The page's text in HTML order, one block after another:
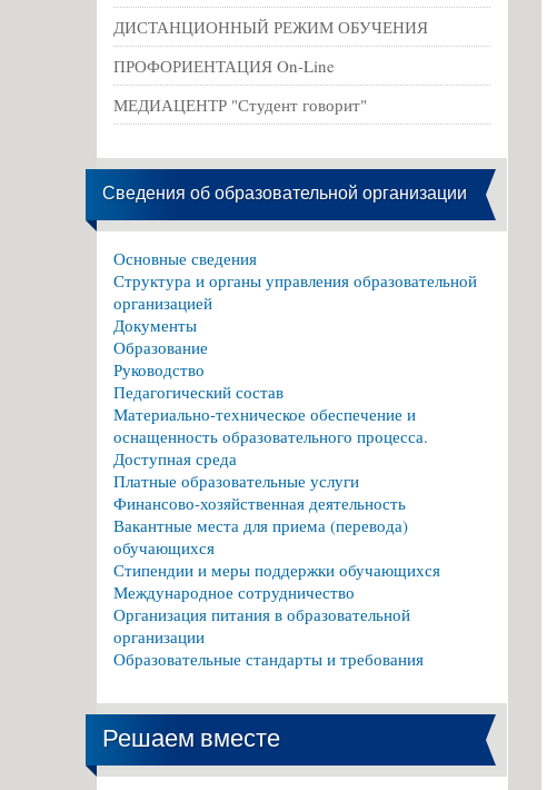
ДИСТАНЦИОННЫЙ РЕЖИМ ОБУЧЕНИЯ
ПРОФОРИЕНТАЦИЯ On-Line
МЕДИАЦЕНТР "Студент говорит"
Сведения об образовательной организации
Основные сведения
Структура и органы управления образовательной
организацией
Документы
Образование
Руководство
Педагогический состав
Материально-техническое обеспечение и
оснащенность образовательного процесса.
Доступная среда
Платные образовательные услуги
Финансово-хозяйственная деятельность
Вакантные места для приема (перевода)
обучающихся
Стипендии и меры поддержки обучающихся
Международное сотрудничество
Организация питания в образовательной
организации
Образовательные стандарты и требования
Решаем вместе